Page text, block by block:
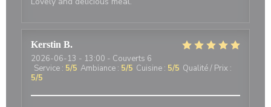
Kerstin B
2026-06-13 - 13:00 - Couverts 6
Service : 5/5 Ambiance : 5/5 Cuisine : 5/5 Qualité / Prix :
5/5